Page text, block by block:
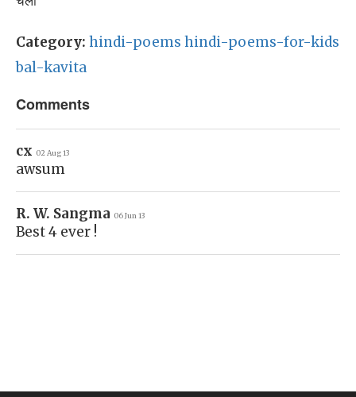
Category: hindi-poems hindi-poems-for-kids
bal-kavita
Comments
cx 02 Aug 13
awsum
R. W. Sangma 06 Jun 13
Best 4 ever !